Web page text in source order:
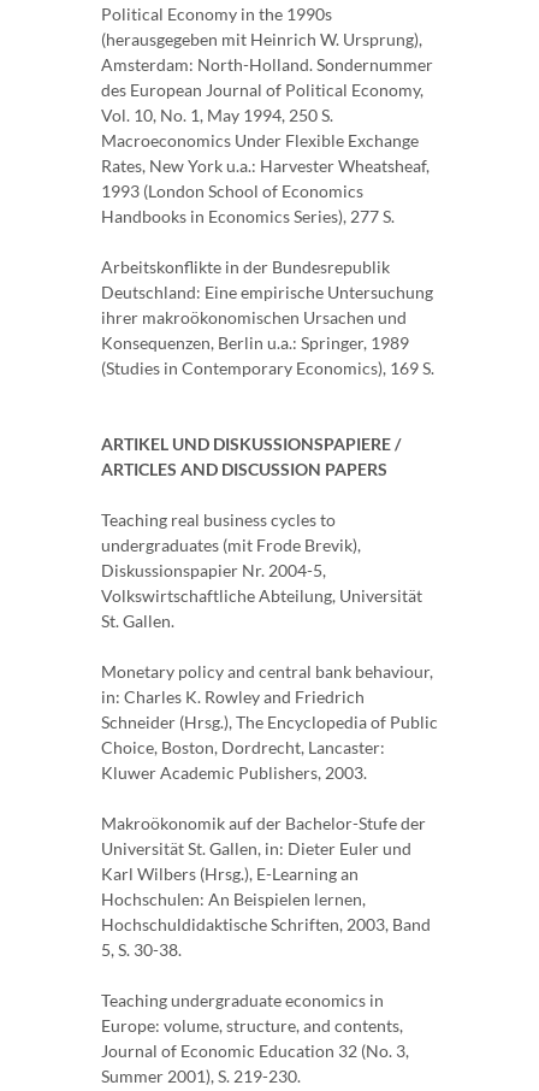
Political Economy in the 1990s
(herausgegeben mit Heinrich W. Ursprung),
Amsterdam: North-Holland. Sondernummer
des European Journal of Political Economy,
Vol. 10, No. 1, May 1994, 250 S.
Macroeconomics Under Flexible Exchange
Rates, New York u.a.: Harvester Wheatsheaf,
1993 (London School of Economics
Handbooks in Economics Series), 277 S.
Arbeitskonflikte in der Bundesrepublik
Deutschland: Eine empirische Untersuchung
ihrer makroökonomischen Ursachen und
Konsequenzen, Berlin u.a.: Springer, 1989
(Studies in Contemporary Economics), 169 S.
ARTIKEL UND DISKUSSIONSPAPIERE /
ARTICLES AND DISCUSSION PAPERS
Teaching real business cycles to
undergraduates (mit Frode Brevik),
Diskussionspapier Nr. 2004-5,
Volkswirtschaftliche Abteilung, Universität
St. Gallen.
Monetary policy and central bank behaviour,
in: Charles K. Rowley and Friedrich
Schneider (Hrsg.), The Encyclopedia of Public
Choice, Boston, Dordrecht, Lancaster:
Kluwer Academic Publishers, 2003.
Makroökonomik auf der Bachelor-Stufe der
Universität St. Gallen, in: Dieter Euler und
Karl Wilbers (Hrsg.), E-Learning an
Hochschulen: An Beispielen lernen,
Hochschuldidaktische Schriften, 2003, Band
5, S. 30-38.
Teaching undergraduate economics in
Europe: volume, structure, and contents,
Journal of Economic Education 32 (No. 3,
Summer 2001), S. 219-230.